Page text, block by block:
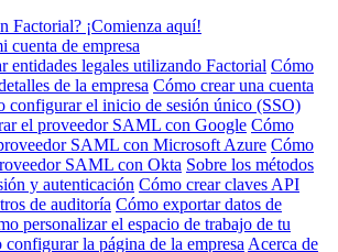
Factorial? ¡Comienza aquí!
cuenta de empresa
entidades legales utilizando Factorial Cómo
de la empresa Cómo crear una cuenta
configurar el inicio de sesión único (SSO)
el proveedor SAML con Google Cómo
SAML con Microsoft Azure Cómo
SAML con Okta Sobre los métodos
y autenticación Cómo crear claves API
de auditoría Cómo exportar datos de
personalizar el espacio de trabajo de tu
configurar la página de la empresa Acerca de